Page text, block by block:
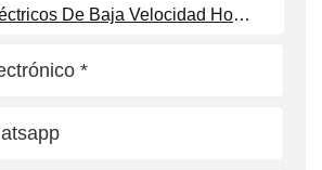
Vehículos Eléctricos De Baja Velocidad Homologados Para Circular En La Calle